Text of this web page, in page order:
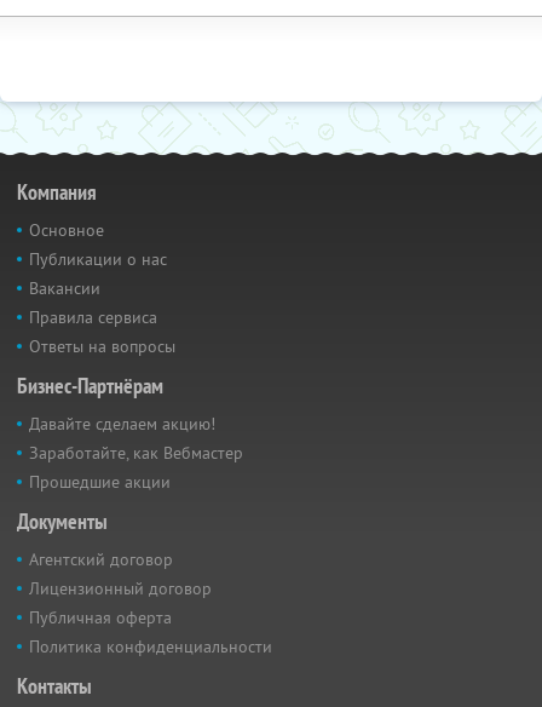
Компания
Основное
Публикации о нас
Вакансии
Правила сервиса
Ответы на вопросы
Бизнес-Партнёрам
Давайте сделаем акцию!
Заработайте, как Вебмастер
Прошедшие акции
Документы
Агентский договор
Лицензионный договор
Публичная оферта
Политика конфиденциальности
Контакты